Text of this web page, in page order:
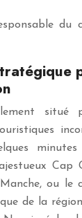
du
Cap
ou le
de la